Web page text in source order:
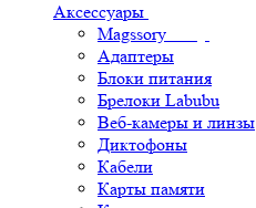
Аксессуары
Magssory
Адаптеры
Блоки питания
Брелоки Labubu
Веб-камеры и линзы
Диктофоны
Кабели
Карты памяти